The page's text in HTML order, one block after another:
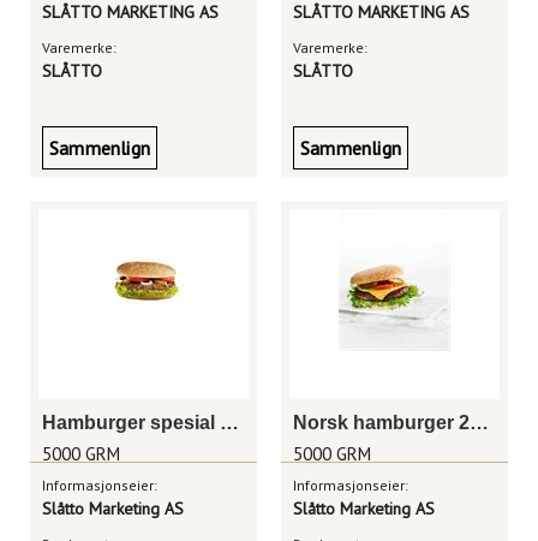
SLÅTTO MARKETING AS
Varemerke:
SLÅTTO
Sammenlign
SLÅTTO MARKETING AS
Varemerke:
SLÅTTO
Sammenlign
Hamburger spesial 100g
5000 GRM
Informasjonseier:
Slåtto Marketing AS
Norsk hamburger 200g
5000 GRM
Informasjonseier:
Slåtto Marketing AS